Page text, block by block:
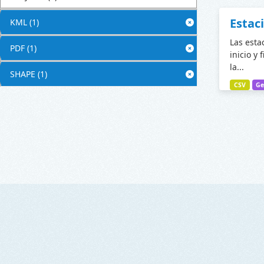
KML (1)
PDF (1)
SHAPE (1)
Las
inicio y
la...
CSV